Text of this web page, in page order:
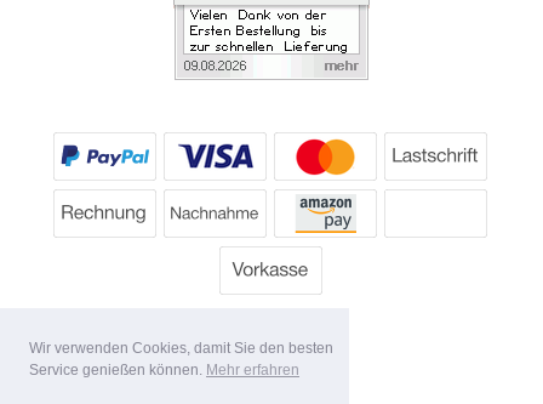
Wir verwenden Cookies, damit Sie den besten
Service genießen können. Mehr erfahren